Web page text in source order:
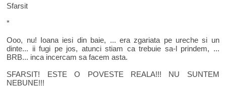
Sfarsit
*
Ooo, nu! Ioana iesi din baie, ... era zgariata pe ureche si un
dinte... ii fugi pe jos, atunci stiam ca trebuie sa-l prindem, ...
BRB... inca incercam sa facem asta.
SFARSIT! ESTE O POVESTE REALA!!! NU SUNTEM
NEBUNE!!!